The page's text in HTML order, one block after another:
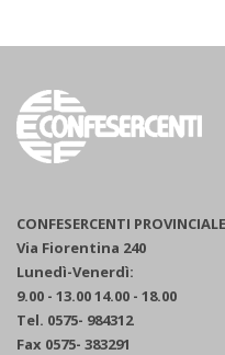
CONFESERCENTI
Via Fiorentina 240
Lunedì-Venerdì:
9.00 - 13.00 14.00 - 18.00
Tel. 0575- 984312
Fax 0575- 383291